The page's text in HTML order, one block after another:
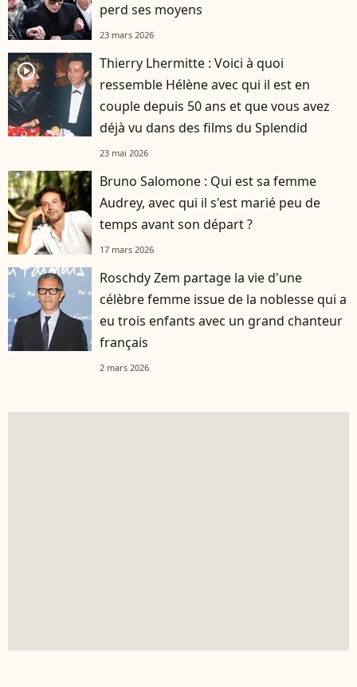
perd ses moyens
23 mars 2026
player2
Thierry Lhermitte : Voici à quoi
ressemble Hélène avec qui il est en
couple depuis 50 ans et que vous avez
déjà vu dans des films du Splendid
23 mai 2026
Bruno Salomone : Qui est sa femme
Audrey, avec qui il s'est marié peu de
temps avant son départ ?
17 mars 2026
Roschdy Zem partage la vie d'une
célèbre femme issue de la noblesse qui a
eu trois enfants avec un grand chanteur
français
2 mars 2026